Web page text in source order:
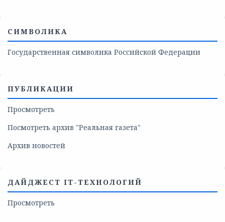
СИМВОЛИКА
Государственная символика Российской Федерации
ПУБЛИКАЦИИ
Просмотреть
Посмотреть архив "Реальная газета"
Архив новостей
ДАЙДЖЕСТ IT-ТЕХНОЛОГИЙ
Просмотреть